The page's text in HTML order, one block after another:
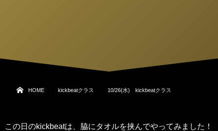
HOME kickbeatクラス 10/26(水) kickbeatクラス
この日のkickbeatは、脇にタオルを挟んでやってみました！